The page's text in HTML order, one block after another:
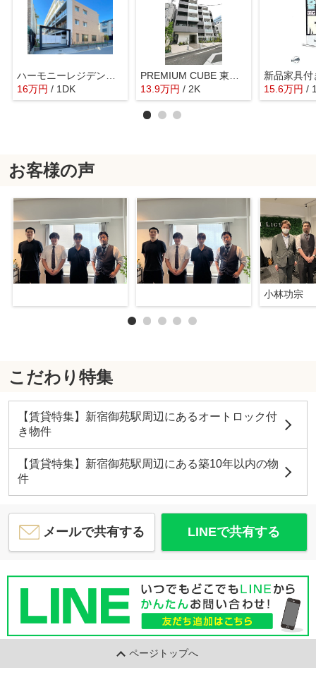
16万円 / 1DK
13.9万円 / 2K 15.6万円 /
お客様の声
小林功宗
こだわり特集
【賃貸特集】新宿御苑駅周辺にあるオートロック付
き物件
【賃貸特集】新宿御苑駅周辺にある築10年以内の物
件
メールで共有する LINEで共有する
ページトップへ